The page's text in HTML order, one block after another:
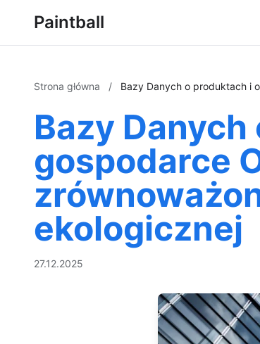
Paintball
Strona główna / Bazy Danych o produktach i
Bazy
gospodarce
ekologicznej
27.12.2025